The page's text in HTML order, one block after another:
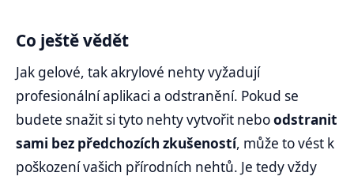
Co ještě vědět
Jak gelové, tak akrylové nehty vyžadují
profesionální aplikaci a odstranění. Pokud se
budete snažit si tyto nehty vytvořit neboodstranit
sami bez předchozích zkušeností, může to vést k
poškození vašich přírodních nehtů. Je tedy vždy